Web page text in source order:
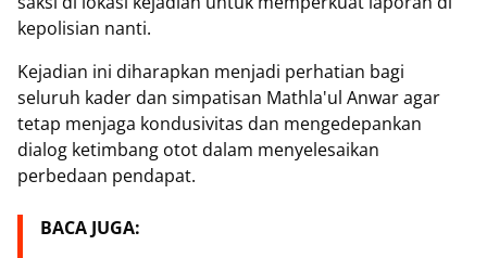
kepolisian nanti.
Kejadian ini diharapkan menjadi perhatian bagi
seluruh kader dan simpatisan Mathla'ul Anwar agar
tetap menjaga kondusivitas dan mengedepankan
dialog ketimbang otot dalam menyelesaikan
perbedaan pendapat.
BACA JUGA: